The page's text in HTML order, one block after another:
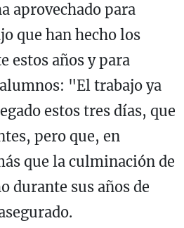
aprovechado para
que han hecho los
estos años y para
"El trabajo ya
estos tres días, que
pero que, en
que la culminación de
durante sus años de